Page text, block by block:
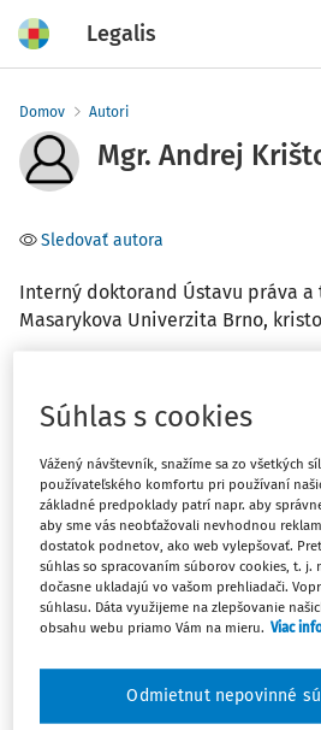
Legalis
Domov Autori
Mgr. Andrej
Sledovať autora
Interný doktorand Ústavu práva a
Masarykova Univerzita Brno,
Občianske právo(1)
Ústavné právo(1)
Filter
Počet vyhľadaných dokumentov:2
Súhlas s cookies
Vážený návštevník, snažíme sa zo všetkých
používateľského komfortu pri používaní
základné predpoklady patrí napr. aby
aby sme vás neobťažovali nevhodnou
dostatok podnetov, ako web vylepšovať.
súhlas so spracovaním súborov cookies, t. j.
dočasne ukladajú vo vašom prehliadači.
súhlasu. Dáta využijeme na zlepšovanie
obsahu webu priamo Vám na mieru. Viac
Odmietnut nepovinné